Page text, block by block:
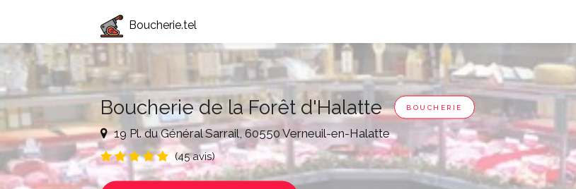
Boucherie.tel
Boucherie de la Forêt d'Halatte BOUCHERIE
19 Pl. du Général Sarrail, 60550 Verneuil-en-Halatte
(45 avis)